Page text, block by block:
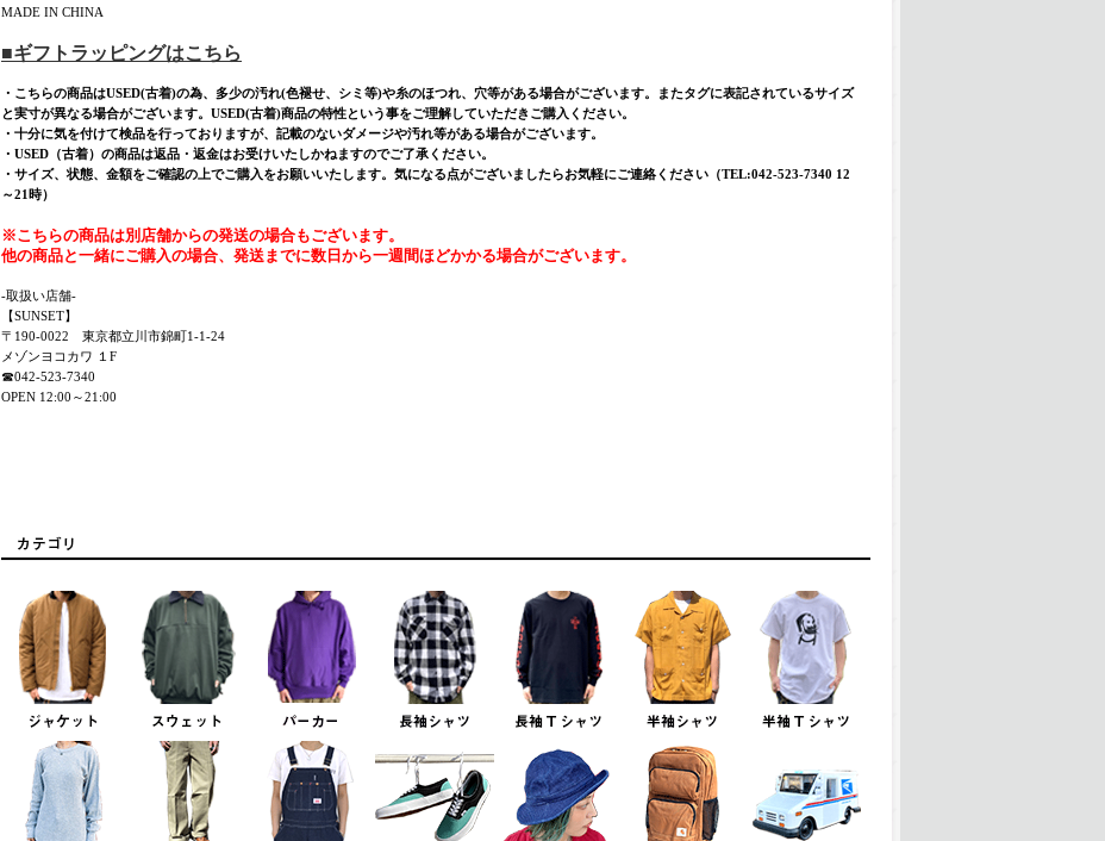
MADE IN CHINA
■ギフトラッピングはこちら
・こちらの商品はUSED(古着)の為、多少の汚れ(色褪せ、シミ等)や糸のほつれ、穴等がある場合がございます。またタグに表記されているサイズ
と実寸が異なる場合がございます。USED(古着)商品の特性という事をご理解していただきご購入ください。
・十分に気を付けて検品を行っておりますが、記載のないダメージや汚れ等がある場合がございます。
・USED（古着）の商品は返品・返金はお受けいたしかねますのでご了承ください。
・サイズ、状態、金額をご確認の上でご購入をお願いいたします。気になる点がございましたらお気軽にご連絡ください（TEL:042-523-7340 12
～21時）
※こちらの商品は別店舗からの発送の場合もございます。
他の商品と一緒にご購入の場合、発送までに数日から一週間ほどかかる場合がございます。
-取扱い店舗-
【SUNSET】
〒190-0022 東京都立川市錦町1-1-24
メゾンヨコカワ １F
☎042-523-7340
OPEN 12:00～21:00